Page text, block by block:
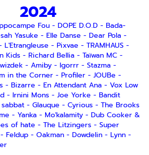
2024
Fou - DOPE D.O.D - Bada-
Yasuke - Elle Danse - Dear Pola -
L'Etrangleuse - Pixvae - TRAMHAUS -
Kids - Richard Bellia - Taïwan MC -
- Amiby - Igorrr - Stazma -
in the Corner - Profiler - JOUBe -
- Bizarre - En Attendant Ana - Vox Low
- Irnini Mons - Joe Yorke - Bandit
- Glauque - Cyrious - The Brooks
- Yanka - Mo'kalamity - Dub Cooker &
of hate - The Litzingers - Super
- Feldup - Oakman - Dowdelin - Lynn -